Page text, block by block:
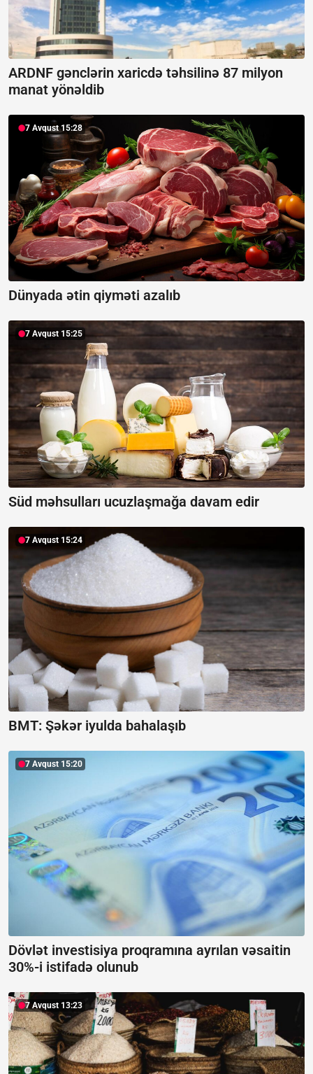
ARDNF gənclərin xaricdə təhsilinə 87 milyon
manat yönəldib
7 Avqust 15:28
Dünyada ətin qiyməti azalıb
7 Avqust 15:25
Süd məhsulları ucuzlaşmağa davam edir
7 Avqust 15:24
BMT: Şəkər iyulda bahalaşıb
7 Avqust 15:20
Dövlət investisiya proqramına ayrılan vəsaitin
30%-i istifadə olunub
7 Avqust 13:23